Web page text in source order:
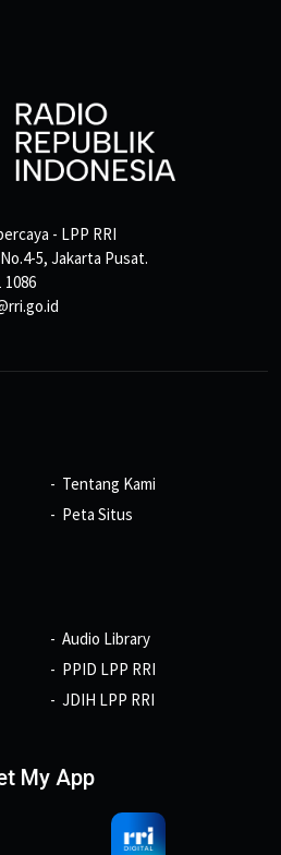
- LPP RRI
5, Jakarta Pusat.
1086
Tentang Kami
Peta Situs
Audio Library
PPID LPP RRI
JDIH LPP RRI
My App